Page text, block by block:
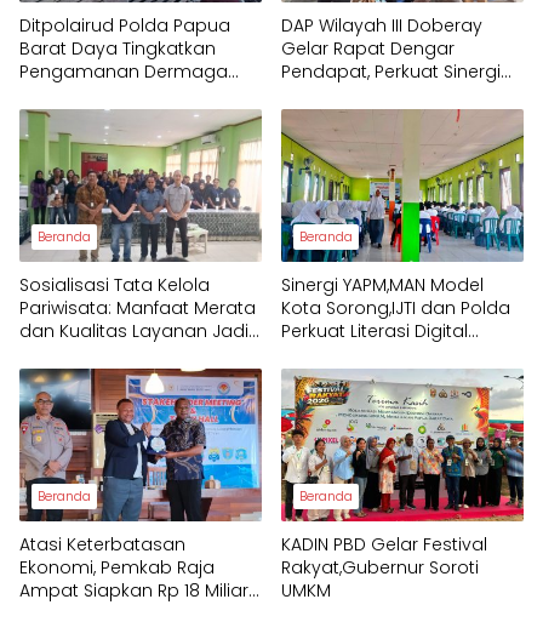
Ditpolairud Polda Papua
Barat Daya Tingkatkan
Pengamanan Dermaga
DAP Wilayah III Doberay
Gelar Rapat Dengar
Pendapat, Perkuat Sinergi
Masyarakat Adat
Mengawal Pembangunan
Papua Barat Daya
Beranda
Sosialisasi Tata Kelola
Pariwisata: Manfaat Merata
dan Kualitas Layanan Jadi
Beranda
Sinergi YAPM,MAN Model
Kota Sorong,IJTI dan Polda
Perkuat Literasi Digital
Beranda
Atasi Keterbatasan
Ekonomi, Pemkab Raja
Ampat Siapkan Rp 18 Miliar
Beranda
KADIN PBD Gelar Festival
Rakyat,Gubernur Soroti
UMKM